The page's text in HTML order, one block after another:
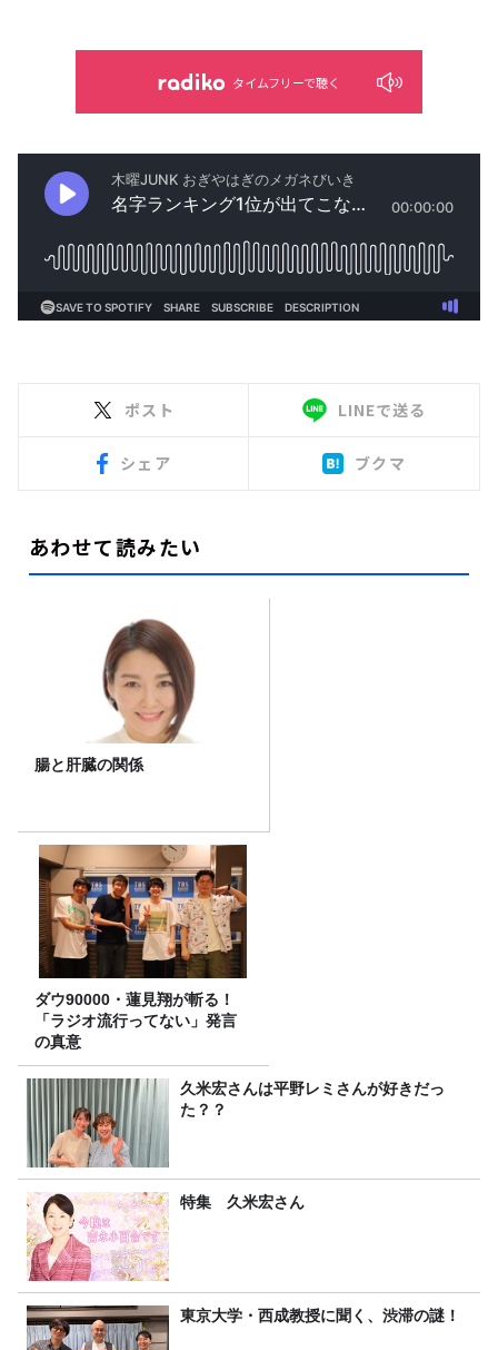
タイムフリーで聴く
ポスト LINEで送る
シェア ブクマ
あわせて読みたい
腸と肝臓の関係
ダウ90000・蓮見翔が斬る！
「ラジオ流行ってない」発言
の真意
久米宏さんは平野レミさんが好きだっ
た？？
特集 久米宏さん
東京大学・西成教授に聞く、渋滞の謎！